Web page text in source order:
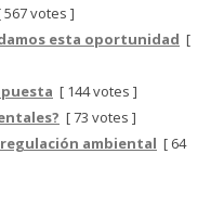
567 votes ]
esta oportunidad [
[ 144 votes ]
[ 73 votes ]
regulación ambiental [ 64